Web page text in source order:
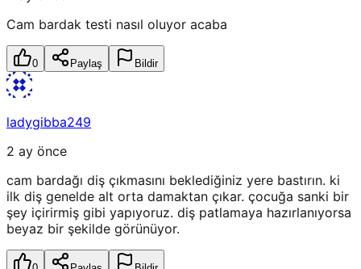
Cam bardak testi nasıl oluyor acaba
0 Paylaş Bildir
ladygibba249
2 ay önce
cam bardağı diş çıkmasını beklediğiniz yere bastırın. ki
ilk diş genelde alt orta damaktan çıkar. çocuğa sanki bir
şey içirirmiş gibi yapıyoruz. diş patlamaya hazırlanıyorsa
beyaz bir şekilde görünüyor.